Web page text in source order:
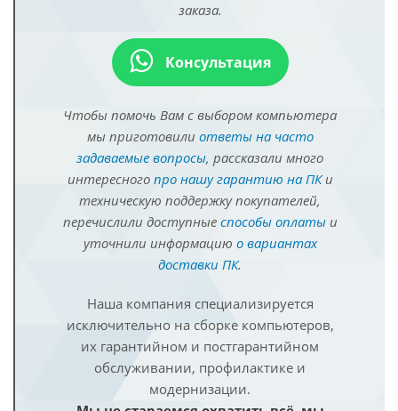
заказа.
Консультация
Чтобы помочь Вам с выбором компьютера
мы приготовили ответы на часто
задаваемые вопросы, рассказали много
интересного про нашу гарантию на ПКи
техническую поддержку покупателей,
перечислили доступные способы оплатыи
уточнили информацию о вариантах
доставки ПК.
Наша компания специализируется
исключительно на сборке компьютеров,
их гарантийном и постгарантийном
обслуживании, профилактике и
модернизации.